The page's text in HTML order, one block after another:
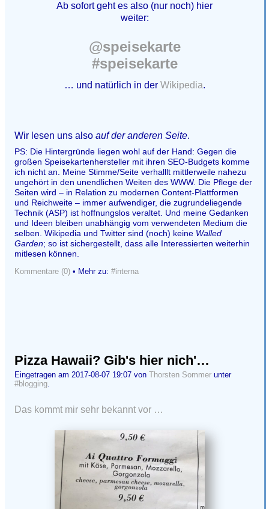
Ab sofort geht es also (nur noch) hier
weiter:
@speisekarte
#speisekarte
… und natürlich in der Wikipedia.
Wir lesen uns also auf der anderen Seite.
PS: Die Hintergründe liegen wohl auf der Hand: Gegen die
großen Speisekartenhersteller mit ihren SEO-Budgets komme
ich nicht an. Meine Stimme/Seite verhalllt mittlerweile nahezu
ungehört in den unendlichen Weiten des WWW. Die Pflege der
Seiten wird – in Relation zu modernen Content-Plattformen
und Reichweite – immer aufwendiger, die zugrundeliegende
Technik (ASP) ist hoffnungslos veraltet. Und meine Gedanken
und Ideen bleiben unabhängig vom verwendeten Medium die
selben. Wikipedia und Twitter sind (noch) keine Walled
Garden; so ist sichergestellt, dass alle Interessierten weiterhin
mitlesen können.
Kommentare (0) • Mehr zu: #interna
Pizza Hawaii? Gib's hier nich'…
Eingetragen am 2017-08-07 19:07 von Thorsten Sommer unter
#blogging.
Das kommt mir sehr bekannt vor …